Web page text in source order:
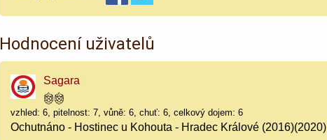
Hodnocení uživatelů
Sagara
vzhled: 6, pitelnost: 7, vůně: 6, chuť: 6, celkový dojem: 6
Ochutnáno - Hostinec u Kohouta - Hradec Králové (2016)(2020)